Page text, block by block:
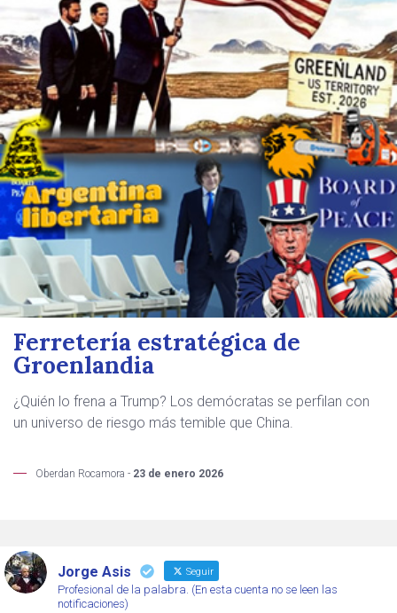
Ferretería estratégica de
Groenlandia
¿Quién lo frena a Trump? Los demócratas se perfilan con
un universo de riesgo más temible que China.
Oberdan Rocamora - 23 de enero 2026
Jorge Asis Seguir
Profesional de la palabra. (En esta cuenta no se leen las
notificaciones)